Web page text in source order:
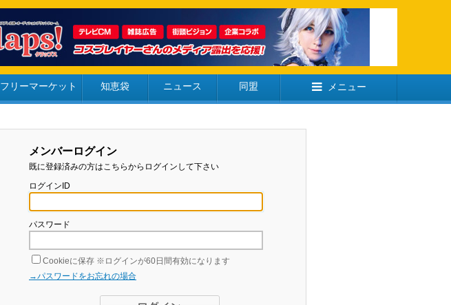
フリーマーケット 知恵袋 ニュース 同盟 メニュー
メンバーログイン
既に登録済みの方はこちらからログインして下さい
ログインID
パスワード
Cookieに保存 ※ログインが60日間有効になります
→パスワードをお忘れの場合